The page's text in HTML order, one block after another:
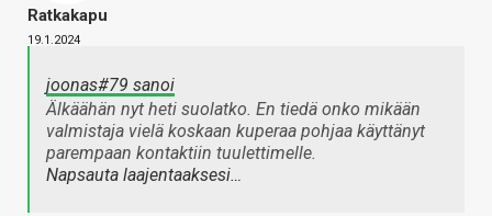
Ratkakapu
19.1.2024
joonas#79 sanoi
Älkäähän nyt heti suolatko. En tiedä onko mikään
valmistaja vielä koskaan kuperaa pohjaa käyttänyt
parempaan kontaktiin tuulettimelle.
Napsauta laajentaaksesi…